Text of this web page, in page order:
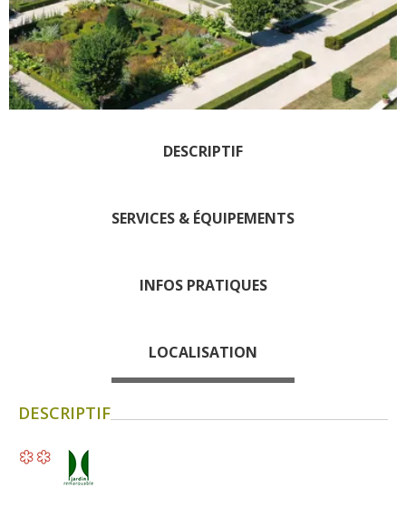
Les visites accompagnées
L'espace Georges Rouquier
à Goutrens
Nos Campagnes Autrefois à
Goutrens
La gastronomie
Recettes et produits locaux
Flâner à moins de
cent kilomètres
Les Plus Beaux Villages de
DESCRIPTIF
SERVICES & ÉQUIPEMENTS
INFOS PRATIQUES
LOCALISATION
DESCRIPTIF